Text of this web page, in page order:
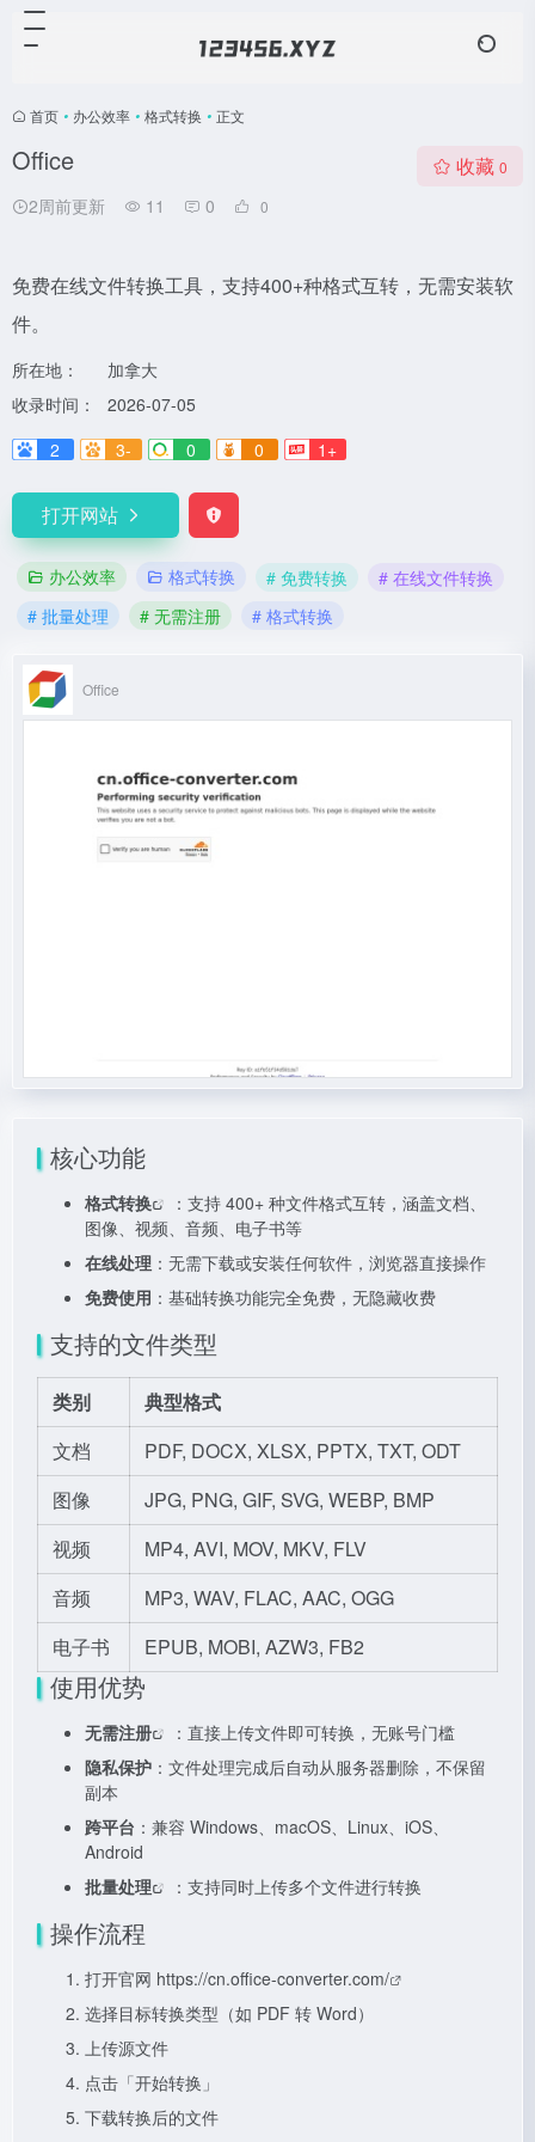
首页 • 办公效率 • 格式转换 • 正文
Office
2周前更新 11 0 0
收藏 0
免费在线文件转换工具，支持400+种格式互转，无需安装软
件。
所在地：
加拿大
收录时间：
2026-07-05
2
3- 0 0 1+
打开网站
办公效率 格式转换 # 免费转换
# 在线文件转换
# 批量处理
# 无需注册 # 格式转换
Office
核心功能
格式转换
：支持 400+ 种文件格式互转，涵盖文档、
图像、视频、音频、电子书等
在线处理 ：无需下载或安装任何软件，浏览器直接操作
免费使用 ：基础转换功能完全免费，无隐藏收费
支持的文件类型
类别
典型格式
文档
PDF, DOCX, XLSX, PPTX, TXT, ODT
图像
JPG, PNG, GIF, SVG, WEBP, BMP
视频
MP4, AVI, MOV, MKV, FLV
音频
MP3, WAV, FLAC, AAC, OGG
电子书
EPUB, MOBI, AZW3, FB2
使用优势
无需注册
：直接上传文件即可转换，无账号门槛
隐私保护 ：文件处理完成后自动从服务器删除，不保留
副本
跨平台 ：兼容 Windows、macOS、Linux、iOS、
Android
批量处理
：支持同时上传多个文件进行转换
操作流程
打开官网 https://cn.office-converter.com/
选择目标转换类型（如 PDF 转 Word）
上传源文件
点击「开始转换」
下载转换后的文件